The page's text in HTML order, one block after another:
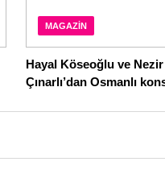
MAGAZIN
Hayal Köseoğlu ve Nezir
Çınarlı’dan Osmanlı